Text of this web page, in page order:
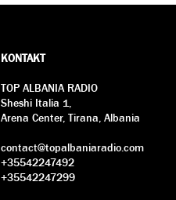
KONTAKT
TOP ALBANIA RADIO
Sheshi Italia 1,
Arena Center, Tirana, Albania
contact@topalbaniaradio.com
+35542247492
+35542247299